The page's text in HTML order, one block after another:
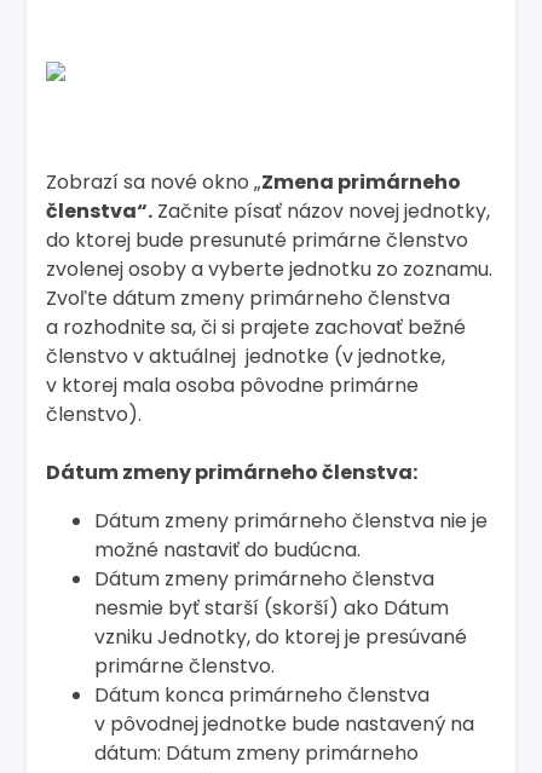
Zobrazí sa nové okno „Zmena primárneho
členstva“. Začnite písať názov novej jednotky,
do ktorej bude presunuté primárne členstvo
zvolenej osoby a vyberte jednotku zo zoznamu.
Zvoľte dátum zmeny primárneho členstva
a rozhodnite sa, či si prajete zachovať bežné
členstvo v aktuálnej jednotke (v jednotke,
v ktorej mala osoba pôvodne primárne
členstvo).
Dátum zmeny primárneho členstva:
Dátum zmeny primárneho členstva nie je
možné nastaviť do budúcna.
Dátum zmeny primárneho členstva
nesmie byť starší (skorší) ako Dátum
vzniku Jednotky, do ktorej je presúvané
primárne členstvo.
Dátum konca primárneho členstva
v pôvodnej jednotke bude nastavený na
dátum: Dátum zmeny primárneho